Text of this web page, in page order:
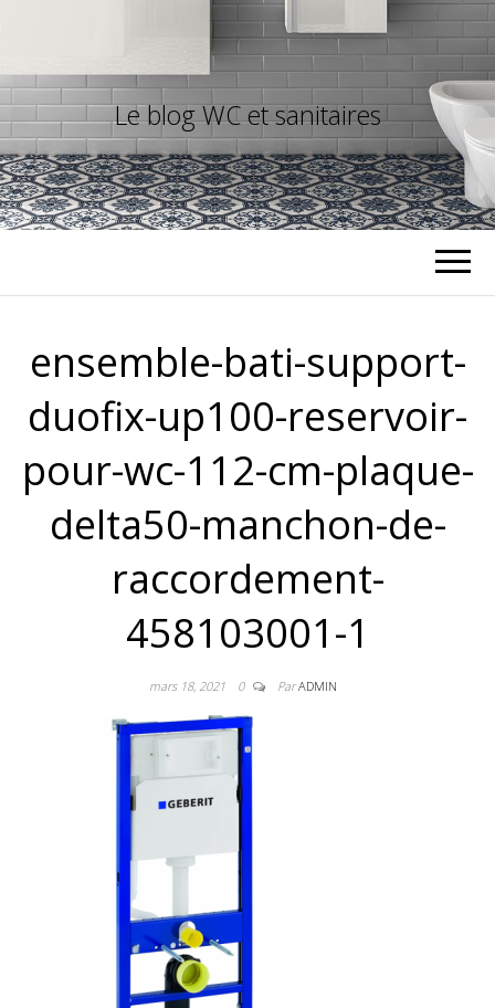
Le blog WC et sanitaires
ensemble-bati-support-
duofix-up100-reservoir-
pour-wc-112-cm-plaque-
delta50-manchon-de-
raccordement-
458103001-1
mars 18, 2021 0 ParADMIN